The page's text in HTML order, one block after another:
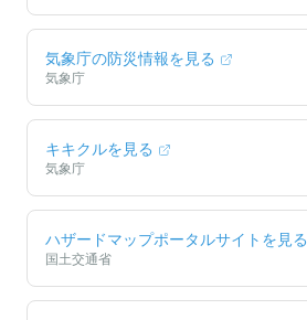
気象庁の防災情報を見る
気象庁
キキクルを見る
気象庁
ハザードマップポータルサイトを見る
国土交通省